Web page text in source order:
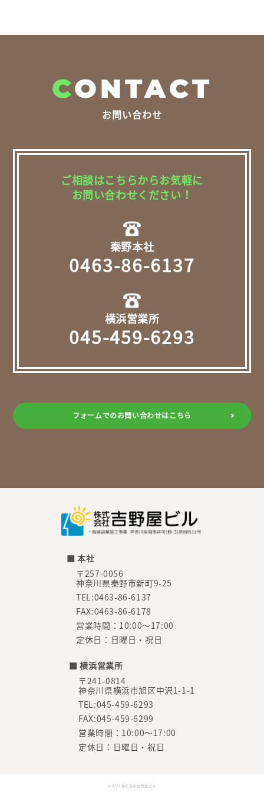
CONTACT
お問い合わせ
ご相談はこちらからお気軽に
お問い合わせください！
秦野本社
0463-86-6137
横浜営業所
045-459-6293
フォームでのお問い合わせはこちら
■ 本社
〒257-0056
神奈川県秦野市新町9-25
TEL:0463-86-6137
FAX:0463-86-6178
営業時間：10:00～17:00
定休日：日曜日・祝日
■ 横浜営業所
〒241-0814
神奈川県横浜市旭区中沢1-1-1
TEL:045-459-6293
FAX:045-459-6299
営業時間：10:00～17:00
定休日：日曜日・祝日
© 2021 株式会社吉野屋ビル